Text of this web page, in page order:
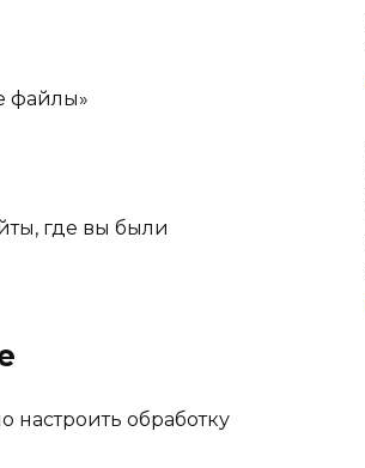
файлы»
где вы были
обработку